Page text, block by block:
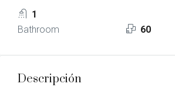
1
Bathroom
60
Descripción